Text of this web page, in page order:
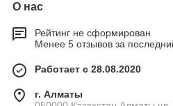
О нас
Рейтинг не сформирован
Менее 5 отзывов за
Работает с 28.08.2020
г. Алматы